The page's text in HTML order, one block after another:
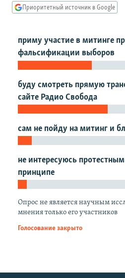
Вернутся
КАВКАЗ.РЕАЛИИ
СИБИРЬ.РЕАЛИИ
РАСПИСАНИЕ ВЕЩАНИЯ
ПОДПИШИТЕСЬ НА
Все сайты РСЕ/РС
Приоритетный источник в Google
приму участие в митинге
фальсификации выборов
буду смотреть прямую
сайте Радио Свобода
сам не пойду на митинг и
не интересуюсь
принципе
Опрос не является научным
мнения только его участников
Голосование закрыто